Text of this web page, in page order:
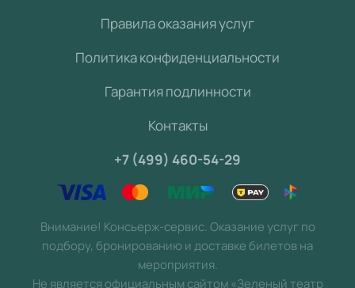
Правила оказания услуг
Политика конфиденциальности
Гарантия подлинности
Контакты
+7 (499) 460-54-29
Внимание! Консьерж-сервис. Оказание услуг по
подбору, бронированию и доставке билетов на
мероприятия.
Не является официальным сайтом «Зеленый театр